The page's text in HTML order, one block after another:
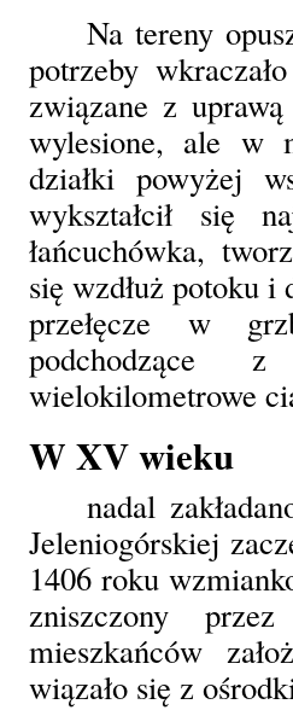
Na tereny
potrzeby
związane z
wylesione, ale w
działki powyżej
wykształcił się
łańcuchówka,
się wzdłuż potoku i
przełęcze w
podchodzące z
wielokilometrowe
W XV wieku
nadal
Jeleniogórskiej
1406 roku
zniszczony
mieszkańców
wiązało się z